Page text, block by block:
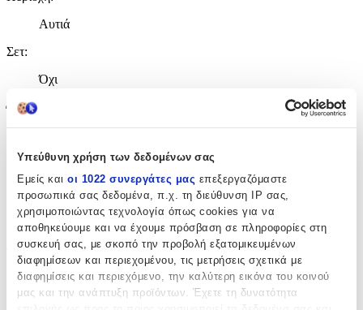
Υπεύθυνη χρήση των δεδομένων σας
Εμείς και οι 1022 συνεργάτες μας επεξεργαζόμαστε
προσωπικά σας δεδομένα, π.χ. τη διεύθυνση IP σας,
χρησιμοποιώντας τεχνολογία όπως cookies για να
αποθηκεύουμε και να έχουμε πρόσβαση σε πληροφορίες στη
συσκευή σας, με σκοπό την προβολή εξατομικευμένων
διαφημίσεων και περιεχομένου, τις μετρήσεις σχετικά με
διαφημίσεις και περιεχόμενο, την καλύτερη εικόνα του κοινού
μας και την ανάπτυξη προϊόντων. Έχετε τη δυνατότητα
Αυτιά
Σετ:
Όχι
Έξτρα Χαρακτηριστικά
Νυφικά:
Όχι
Τύπος
Καρφωτά